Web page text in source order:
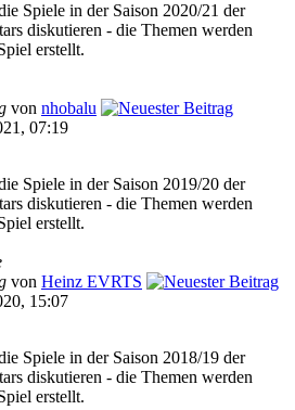
Spiele in der Saison 2020/21 der
diskutieren - die Themen werden
erstellt.
von nhobalu
07:19
Spiele in der Saison 2019/20 der
diskutieren - die Themen werden
erstellt.
von Heinz EVRTS
15:07
Spiele in der Saison 2018/19 der
diskutieren - die Themen werden
erstellt.